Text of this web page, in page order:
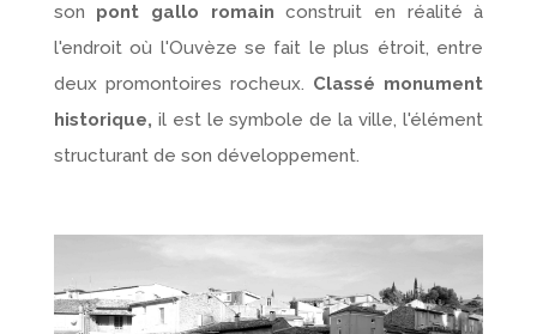
son pont gallo romain construit en réalité à
l'endroit où l'Ouvèze se fait le plus étroit, entre
deux promontoires rocheux. Classé monument
historique, il est le symbole de la ville, l'élément
structurant de son développement.